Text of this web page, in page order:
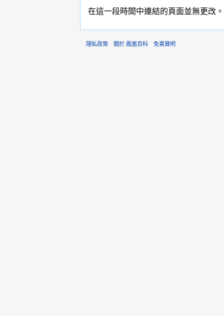
在這一段時間中連結的頁面並無更改。
隱私政策 關於 鳳凰百科 免責聲明